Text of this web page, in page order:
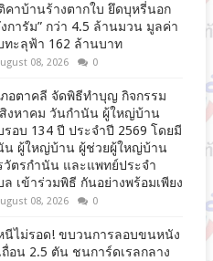
คาบ้านร้างตากใบ ยึดบุหรี่นอก
งการัม” กว่า 4.5 ล้านมวน มูลค่า
ทะลุฟ้า 162 ล้านบาท
08, 2026 0
ภอตาคลี จัดพิธีทำบุญ กิจกรรม
งหาคม วันกำนัน ผู้ใหญ่บ้าน
รอบ 134 ปี ประจำปี 2569 โดยมี
น ผู้ใหญ่บ้าน ผู้ช่วยผู้ใหญ่บ้าน
วัตรกำนัน และแพทย์ประจำ
ล เข้าร่วมพิธี กันอย่างพร้อมเพียง
08, 2026 0
นีไม่รอด! ขบวนการลอบขนหนัง
ถื่อน 2.5 ตัน ชนการ์ดเรลกลาง